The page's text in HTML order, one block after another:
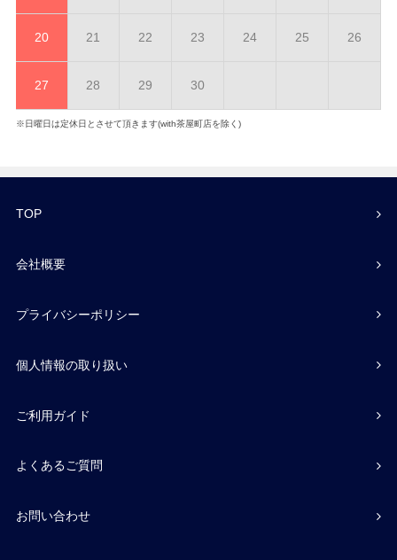
20 21 22 23 24 25 26
27 28 29 30
※日曜日は定休日とさせて頂きます(with茶屋町店を除く)
TOP
会社概要
プライバシーポリシー
個人情報の取り扱い
ご利用ガイド
よくあるご質問
お問い合わせ